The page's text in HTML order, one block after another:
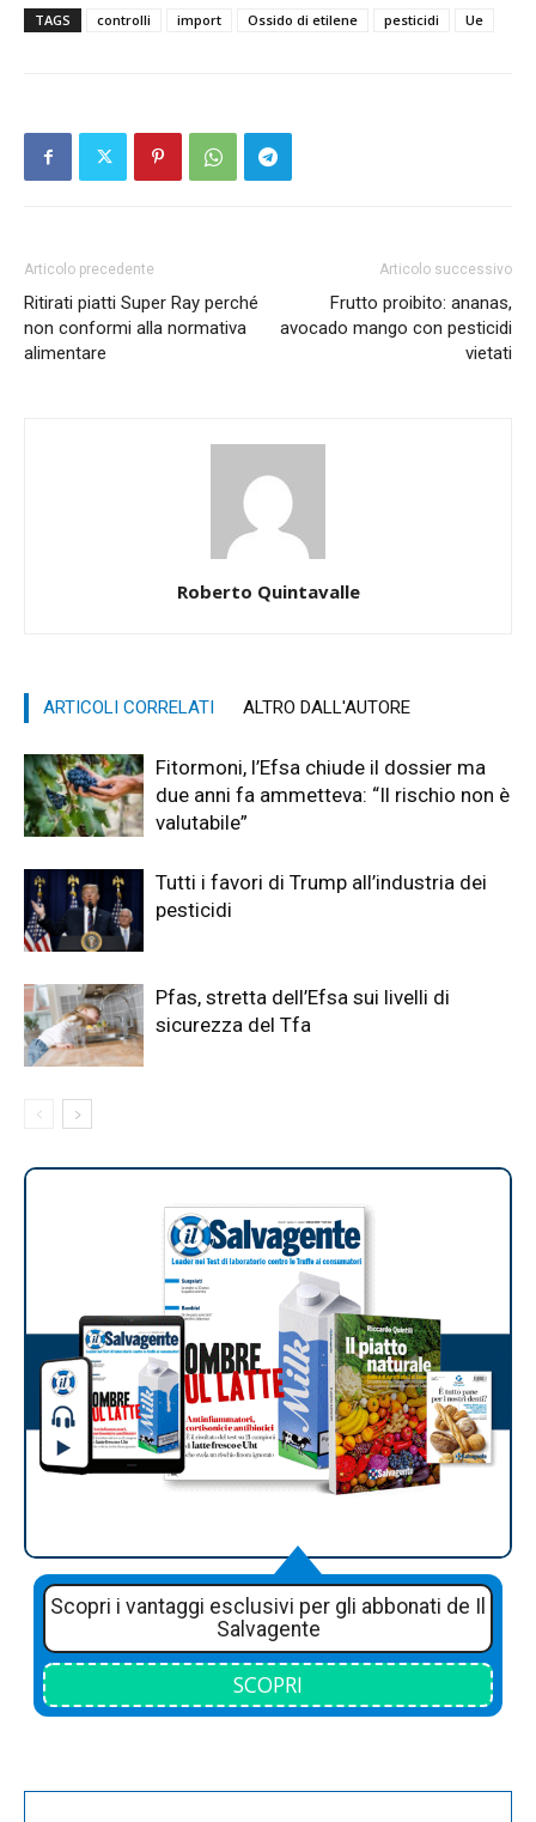
TAGS controlli import Ossido di etilene pesticidi Ue
Articolo precedente
Ritirati piatti Super Ray perché
non conformi alla normativa
alimentare
Articolo successivo
Frutto proibito: ananas,
avocado mango con pesticidi
vietati
Roberto Quintavalle
ARTICOLI CORRELATI ALTRO DALL'AUTORE
Fitormoni, l’Efsa chiude il dossier ma
due anni fa ammetteva: “Il rischio non è
valutabile”
Tutti i favori di Trump all’industria dei
pesticidi
Pfas, stretta dell’Efsa sui livelli di
sicurezza del Tfa
Scopri i vantaggi esclusivi per gli abbonati de Il
Salvagente
SCOPRI